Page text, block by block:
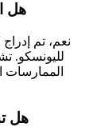
هل
نعم، تم
لليونسكو.
الممارسات
هل